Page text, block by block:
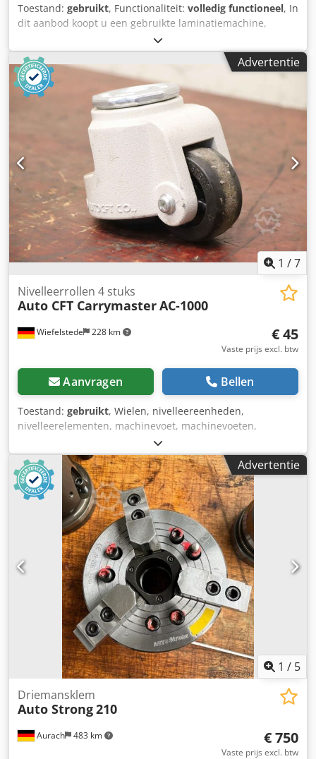
Toestand: gebruikt, Functionaliteit: volledig functioneel, In
dit aanbod koopt u een gebruikte laminatiemachine,
model "GMP Qtopic-380 Auto". Verkoopproduct: 1 x GMP
Qtopic-380 Auto Het is geen probleem om de machine
naar uw wensen te configureren. Neem gerust contact met
ons op! Staat: Dit aanbod betreft een gebruikt apparaat,
dat mogelijk gebruikssporen vertoont (kleine krassen of
verkleuringen). Het apparaat is getest op functionaliteit.
Verpakking en verzending: U kunt het apparaat tijdens
onze openingstijden komen bekijken. Maak hiervoor een
afspraak! Een zeewaardige verpakking en wereldwijde
verzending zijn op aanvraag mogelijk. Dcjdpfx Ajzmtkmei
Rsk Voor verzending of afhaling wordt een functionele test
in video vastgelegd. Voor meer informatie kunt u uiteraard
ook persoonlijk contact met ons opnemen.
Advertentie
1 /7
Wiefelstede 228 km
Nivelleerrollen 4 stuks
Auto CFT CarrymasterAC-1000
€ 45
Vaste prijs excl. btw
Aanvragen Bellen
Toestand: gebruikt, Wielen, nivelleereenheden,
nivelleerelementen, machinevoet, machinevoeten,
nivelleerschoenen, machinebasis, nivelleerschoen,
wigschoen, machinesteun, nivelleervoet, nivelleerwielvoet
-Fabrikant: Auto CFT Carrymaster, nivelleerrol 1 set / 4
stuks -Type: AC-1000 Dcjdpfeu Sv Uyex Ai Rok -
Draagvermogen: 540 kg -Zwenkwiel: Ø 72 x 31 mm -
Verstelbereik: 120 - 139 mm -Aantal: 2 sets nivelleerrollen
beschikbaar -Prijs: per set -individuele afmetingen:
140/103/H120 mm -Gewicht: 1,6 kg/stuk
Advertentie
1 / 5
Aurach 483 km
Driemansklem
Auto Strong210
€ 750
Vaste prijs excl. btw